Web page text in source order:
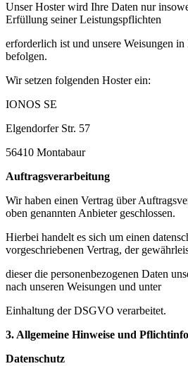
Unser Hoster wird Ihre Daten nur
Erfüllung seiner Leistungspflichten
erforderlich ist und unsere Weisungen
befolgen.
Wir setzen folgenden Hoster ein:
IONOS SE
Elgendorfer Str. 57
56410 Montabaur
Auftragsverarbeitung
Wir haben einen Vertrag über
oben genannten Anbieter geschlossen.
Hierbei handelt es sich um einen
vorgeschriebenen Vertrag, der
dieser die personenbezogenen Daten
nach unseren Weisungen und unter
Einhaltung der DSGVO verarbeitet.
3. Allgemeine Hinweise und
Datenschutz